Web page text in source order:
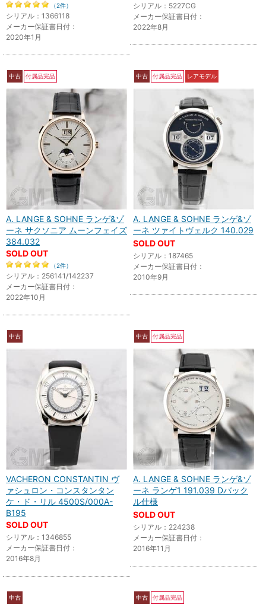
（2件）
シリアル：1366118
メーカー保証書日付：
2020年1月
シリアル：5227CG
メーカー保証書日付：
2022年8月
中古 付属品完品
A. LANGE & SOHNE ランゲ&ゾ
ーネ サクソニア ムーンフェイズ
384.032
SOLD OUT
（2件）
シリアル：256141/142237
メーカー保証書日付：
2022年10月
中古 付属品完品 レアモデル
A. LANGE & SOHNE ランゲ&ゾ
ーネ ツァイトヴェルク 140.029
SOLD OUT
シリアル：187465
メーカー保証書日付：
2010年9月
中古
VACHERON CONSTANTIN ヴ
ァシュロン・コンスタンタン
ケ・ド・リル 4500S/000A-
B195
SOLD OUT
シリアル：1346855
メーカー保証書日付：
2016年8月
中古 付属品完品
A. LANGE & SOHNE ランゲ&ゾ
ーネ ランゲ1 191.039 Dバック
ル仕様
SOLD OUT
シリアル：224238
メーカー保証書日付：
2016年11月
中古 中古 付属品完品